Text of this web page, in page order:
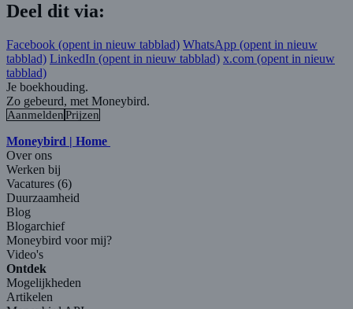
Deel dit via:
Facebook (opent in nieuw tabblad) WhatsApp (opent in nieuw
tabblad) LinkedIn (opent in nieuw tabblad) x.com (opent in nieuw
tabblad)